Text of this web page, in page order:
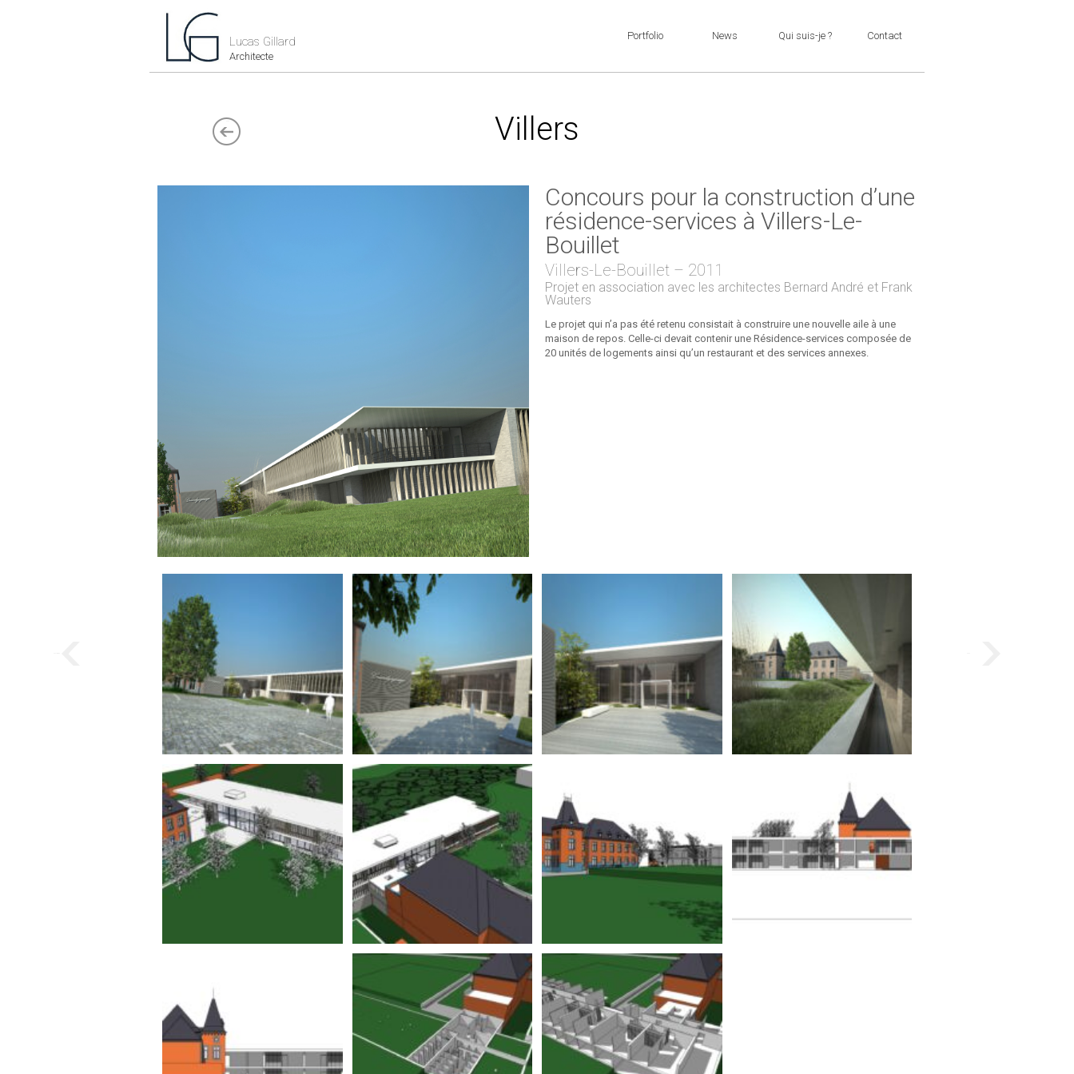
Lucas Gillard
Architecte
Portfolio News Qui suis-je ? Contact
Villers
Concours pour la construction d’une
résidence-services à Villers-Le-
Bouillet
Villers-Le-Bouillet – 2011
Projet en association avec les architectes Bernard André et Frank
Wauters
Le projet qui n’a pas été retenu consistait à construire une nouvelle aile à une
maison de repos. Celle-ci devait contenir une Résidence-services composée de
20 unités de logements ainsi qu’un restaurant et des services annexes.